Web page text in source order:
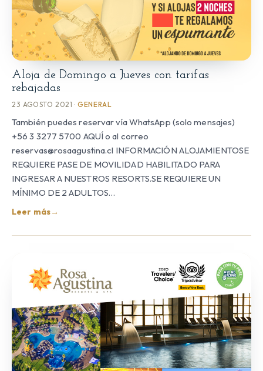
Aloja de Domingo a Jueves con tarifas
rebajadas
23 AGOSTO 2021 ·GENERAL
También puedes reservar vía WhatsApp (solo mensajes)
+56 3 3277 5700 AQUÍ o al correo
reservas@rosaagustina.cl INFORMACIÓN ALOJAMIENTOSE
REQUIERE PASE DE MOVILIDAD HABILITADO PARA
INGRESAR A NUESTROS RESORTS.SE REQUIERE UN
MÍNIMO DE 2 ADULTOS…
Leer más→